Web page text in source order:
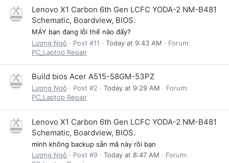
Lenovo X1 Carbon 6th Gen LCFC YODA-2 NM-B481
Schematic, Boardview, BIOS.
MÁY bạn đang lỗi thế nào đấy?
Lương Ngô
Post #11 Today at 9:43 AM
Forum:
PC_Laptop Repair
Build bios Acer A515-58GM-53PZ
Lương Ngô Post #2 Today at 9:29 AM
Forum:
PC_Laptop Repair
Lenovo X1 Carbon 6th Gen LCFC YODA-2 NM-B481
Schematic, Boardview, BIOS.
mình không backup sẳn mã này rồi bạn
Lương Ngô
Post #9 Today at 8:47 AM
Forum: